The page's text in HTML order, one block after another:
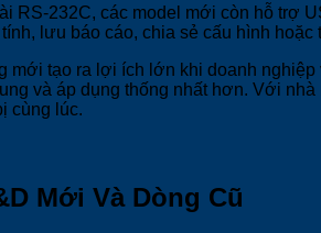
RS-232C, các model mới còn hỗ trợ
lưu báo cáo, chia sẻ cấu hình
tạo ra lợi ích lớn khi doanh
và áp dụng thống nhất hơn. Với
cùng lúc.
Mới Và Dòng Cũ